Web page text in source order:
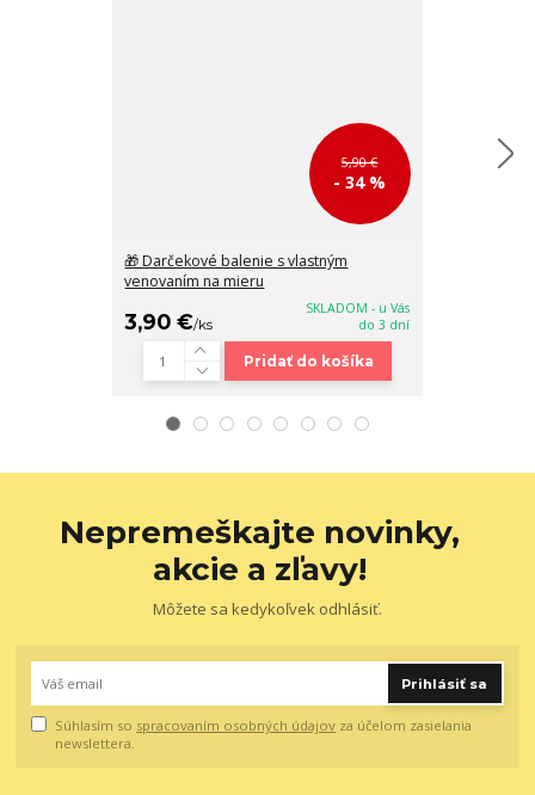
5,90 €
- 34 %
🎁 Darčekové balenie s vlastným
venovaním na mieru
3,90 €/ks
SKLADOM - u Vás
do 3 dní
Pridať do košíka
Nepremeškajte novinky,
akcie a zľavy!
Môžete sa kedykoľvek odhlásiť.
Prihlásiť sa
Súhlasím so spracovaním osobných údajov za účelom zasielania
newslettera.